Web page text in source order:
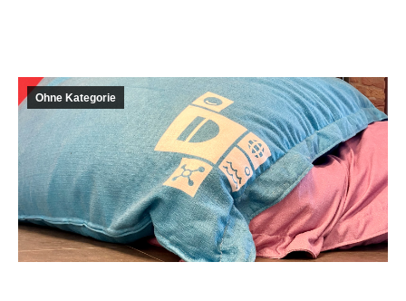
Ohne Kategorie